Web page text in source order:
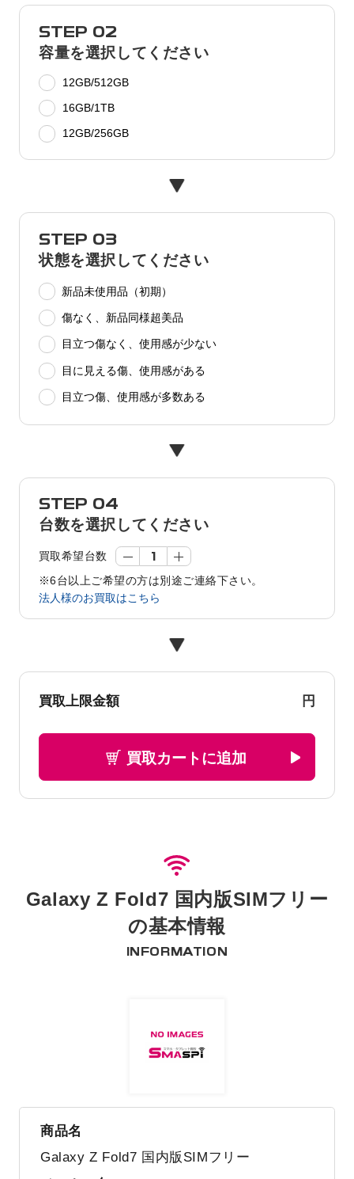
STEP 02
容量を選択してください
12GB/512GB
16GB/1TB
12GB/256GB
STEP 03
状態を選択してください
新品未使用品（初期）
傷なく、新品同様超美品
目立つ傷なく、使用感が少ない
目に見える傷、使用感がある
目立つ傷、使用感が多数ある
STEP 04
台数を選択してください
買取希望台数
※6台以上ご希望の方は別途ご連絡下さい。
法人様のお買取はこちら
買取上限金額 円
買取カートに追加
Galaxy Z Fold7 国内版SIMフリー
の基本情報
INFORMATION
商品名
Galaxy Z Fold7 国内版SIMフリー